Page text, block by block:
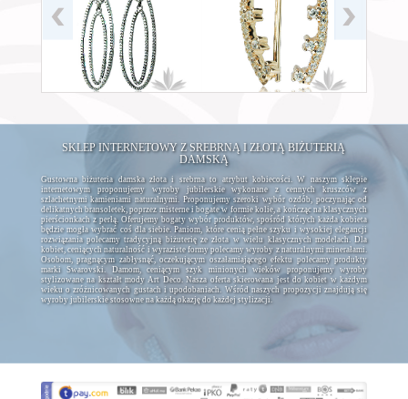
SKLEP INTERNETOWY Z SREBRNĄ I ZŁOTĄ BIŻUTERIĄ
DAMSKĄ
Gustowna biżuteria damska złota i srebrna to atrybut kobiecości. W naszym sklepie
internetowym proponujemy wyroby jubilerskie wykonane z cennych kruszców z
szlachetnymi kamieniami naturalnymi. Proponujemy szeroki wybór ozdób, poczynając od
delikatnych bransoletek, poprzez misterne i bogate w formie kolie, a kończąc na klasycznych
pierścionkach z perłą. Oferujemy bogaty wybór produktów, spośród których każda kobieta
będzie mogła wybrać coś dla siebie. Paniom, które cenią pełne szyku i wysokiej elegancji
rozwiązania polecamy tradycyjną biżuterię ze złota w wielu klasycznych modelach. Dla
kobiet, ceniących naturalność i wyraziste formy polecamy wyroby z naturalnymi minerałami.
Osobom, pragnącym zabłysnąć, oczekującym oszałamiającego efektu polecamy produkty
marki Swarovski. Damom, ceniącym szyk minionych wieków proponujemy wyroby
stylizowane na kształt mody Art Deco. Nasza oferta skierowana jest do kobiet w każdym
wieku o zróżnicowanych gustach i upodobaniach. Wśród naszych propozycji znajdują się
wyroby jubilerskie stosowne na każdą okazję do każdej stylizacji.